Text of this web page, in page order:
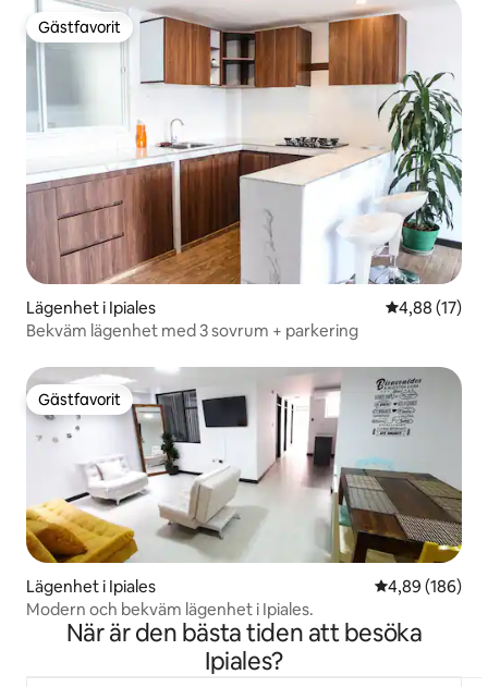
Gästfavorit
Gästfavorit
Lägenhet i Ipiales 4,88 av 5 i
4,88 (17)
Bekväm lägenhet med 3 sovrum + parkering
Gästfavorit
Gästfavorit
Lägenhet i Ipiales 4,89 av 5 i
4,89 (186)
Modern och bekväm lägenhet i Ipiales.
När är den bästa tiden att besöka
Ipiales?